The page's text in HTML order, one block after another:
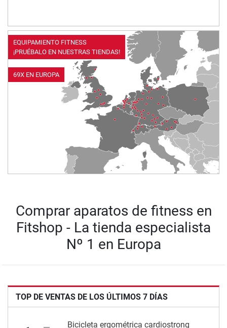
EQUIPAMIENTO FITNESS
¡PRUÉBALO EN NUESTRAS TIENDAS!
69X EN EUROPA
Comprar aparatos de fitness en
Fitshop - La tienda especialista
Nº 1 en Europa
TOP DE VENTAS DE LOS ÚLTIMOS 7 DÍAS
Bicicleta ergométrica cardiostrong